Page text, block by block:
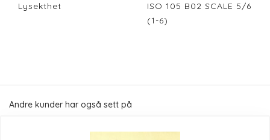
Lysekthet
ISO 105 B02 SCALE 5/6
(1-6)
Andre kunder har også sett på